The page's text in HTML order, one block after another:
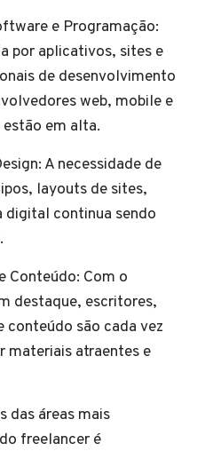
e Programação:
por aplicativos, sites e
de desenvolvimento
web, mobile e
em alta.
A necessidade de
layouts de sites,
digital continua sendo
Conteúdo: Com o
destaque, escritores,
conteúdo são cada vez
materiais atraentes e
das áreas mais
freelancer é